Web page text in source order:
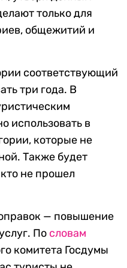
только для
общежитий и
соответствующий
три года. В
использовать в
которые не
Также будет
не прошел
— повышение
По словам
комитета Госдумы